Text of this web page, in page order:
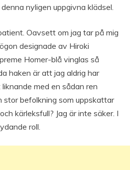
nyligen uppgivna klädsel.
Oavsett om jag tar på mig
designade av Hiroki
Homer-blå vinglas så
haken är att jag aldrig har
med en sådan ren
stor befolkning som uppskattar
kärleksfull? Jag är inte säker. I
roll.